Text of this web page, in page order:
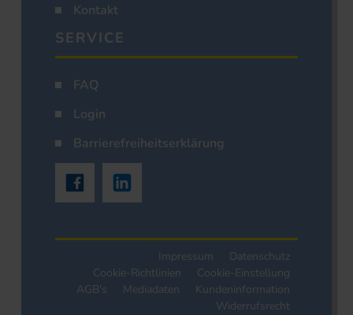
Kontakt
SERVICE
FAQ
Login
Barrierefreiheitserklärung
Impressum
Datenschutz
Cookie-Richtlinien
Cookie-Einstellung
AGB's
Mediadaten
Kundeninformation
Widerrufsrecht